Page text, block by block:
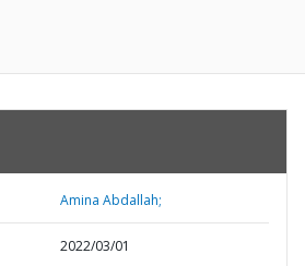
Amina Abdallah;
2022/03/01